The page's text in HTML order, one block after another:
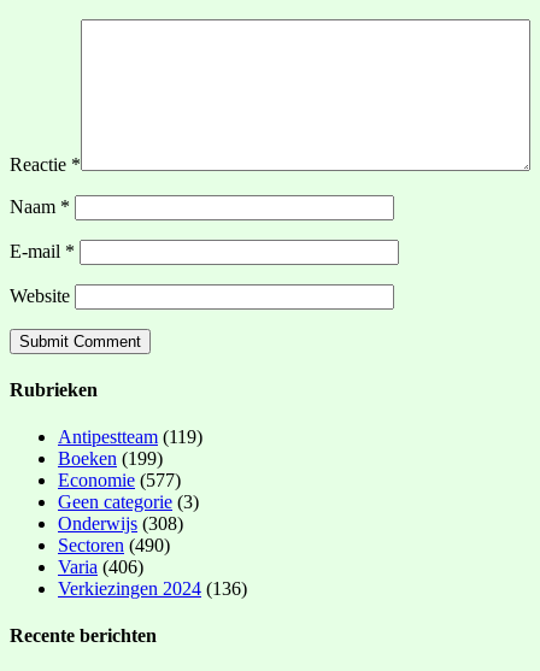
Reactie *
Naam *
E-mail *
Website
Rubrieken
Antipestteam (119)
Boeken (199)
Economie (577)
Geen categorie (3)
Onderwijs (308)
Sectoren (490)
Varia (406)
Verkiezingen 2024 (136)
Recente berichten